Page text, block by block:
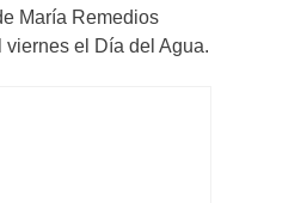
María Remedios
viernes el Día del Agua.